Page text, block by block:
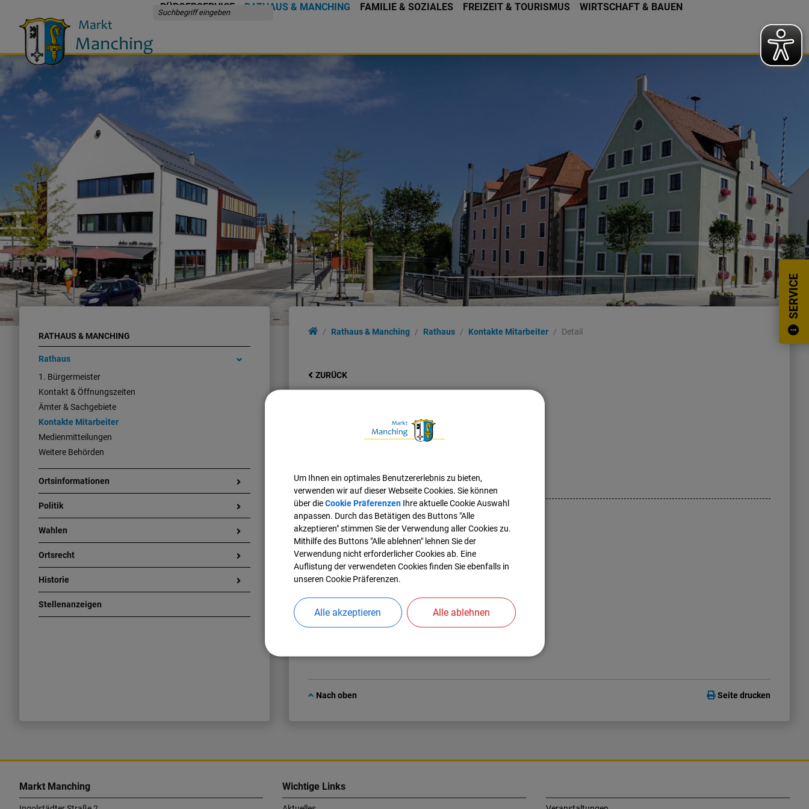
BÜRGERSERVICE RATHAUS & MANCHING FAMILIE & SOZIALES FREIZEIT & TOURISMUS WIRTSCHAFT & BAUEN
SERVICE
RATHAUS & MANCHING
Rathaus
1. Bürgermeister
Kontakt & Öffnungszeiten
Ämter & Sachgebiete
Kontakte Mitarbeiter
Medienmitteilungen
Weitere Behörden
Ortsinformationen
Politik
Wahlen
Ortsrecht
Historie
Stellenanzeigen
Rathaus & Manching Rathaus Kontakte Mitarbeiter Detail
ZURÜCK
E-Mail:stephan.purwin@manching.de
Weitere Informationen:
Zimmer:
107
Leitung
Kasse
Nach oben Seite drucken
Markt Manching Wichtige Links
Um Ihnen ein optimales Benutzererlebnis zu bieten,
verwenden wir auf dieser Webseite Cookies. Sie können
über dieCookie PräferenzenIhre aktuelle Cookie Auswahl
anpassen. Durch das Betätigen des Buttons "Alle
akzeptieren" stimmen Sie der Verwendung aller Cookies zu.
Mithilfe des Buttons "Alle ablehnen" lehnen Sie der
Verwendung nicht erforderlicher Cookies ab. Eine
Auflistung der verwendeten Cookies finden Sie ebenfalls in
unseren Cookie Präferenzen.
Alle akzeptieren Alle ablehnen